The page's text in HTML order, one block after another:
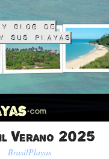
blog de
sus playas
Verano 2025
BrasilPlayas